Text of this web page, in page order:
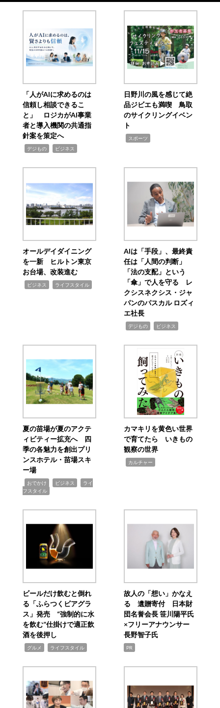
「人がAIに求めるのは
信頼し相談できるこ
と」 ロジカがAI事業
者と導入機関の共通指
針案を策定へ
デジもの ビジネス
日野川の風を感じて絶
品ジビエも満喫 鳥取
のサイクリングイベン
ト
スポーツ
オールデイダイニング
を一新 ヒルトン東京
お台場、改装進む
ビジネス ライフスタイル
AIは「手段」、最終責
任は「人間の判断」
「法の支配」という
「傘」で人を守る レ
クシスネクシス・ジャ
パンのパスカル ロズィ
エ社長
デジもの ビジネス
夏の苗場が夏のアクテ
ィビティー拡充へ 四
季の各魅力を創出プリ
ンスホテル・苗場スキ
ー場
おでかけ ビジネス
ライ
フスタイル
カマキリを黄色い世界
で育てたら いきもの
観察の世界
カルチャー
ビールだけ飲むと倒れ
る「ふらつくビアグラ
ス」発売 “強制的に水
を飲む”仕掛けで適正飲
酒を後押し
グルメ ライフスタイル
故人の「想い」かなえ
る 遺贈寄付 日本財
団名誉会長 笹川陽平氏
×フリーアナウンサー
長野智子氏
PR